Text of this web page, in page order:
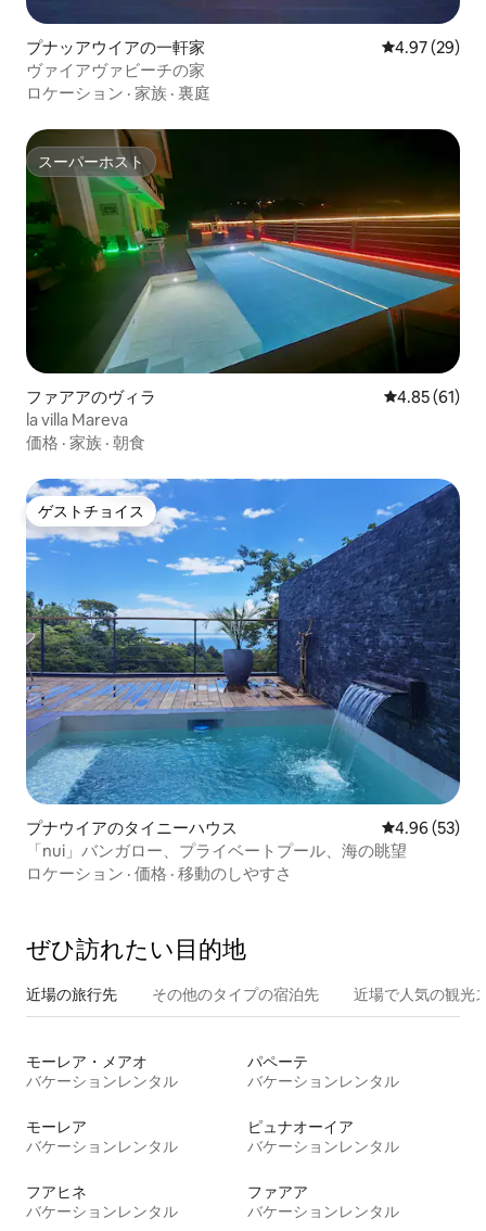
プナッアウイアの一軒家 レビュー29
4.97 (29)
ヴァイアヴァビーチの家
ロケーション · 家族 · 裏庭
スーパーホスト
スーパーホスト
ファアアのヴィラ レビュー61
4.85 (61)
la villa Mareva
価格 · 家族 · 朝食
ゲストチョイス
ゲストチョイス
プナウイアのタイニーハウス レビュー53
4.96 (53)
「nui」バンガロー、プライベートプール、海の眺望
ロケーション · 価格 · 移動のしやすさ
ぜひ訪⁠れ⁠た⁠い目⁠的⁠地
近場の旅行先 その他のタ⁠イ⁠プ⁠の宿⁠泊⁠先 近場で人気の観光
モーレア・メアオ
バケーションレンタル
パペーテ
バケーションレンタル
モーレア
バケーションレンタル
ピュナオーイア
バケーションレンタル
フアヒネ
バケーションレンタル
ファアア
バケーションレンタル